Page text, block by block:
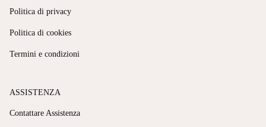
Politica di privacy
Politica di cookies
Termini e condizioni
ASSISTENZA
Contattare Assistenza